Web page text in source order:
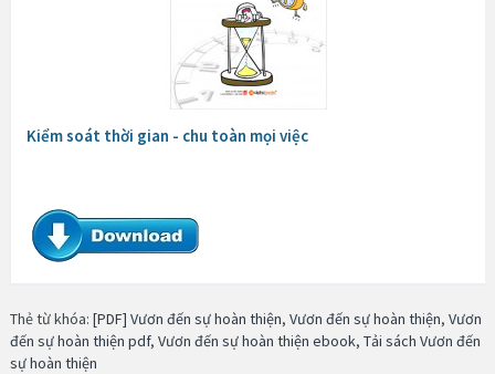
Kiểm soát thời gian - chu toàn mọi việc
Thẻ từ khóa: [PDF] Vươn đến sự hoàn thiện, Vươn đến sự hoàn thiện, Vươn
đến sự hoàn thiện pdf, Vươn đến sự hoàn thiện ebook, Tải sách Vươn đến
sự hoàn thiện